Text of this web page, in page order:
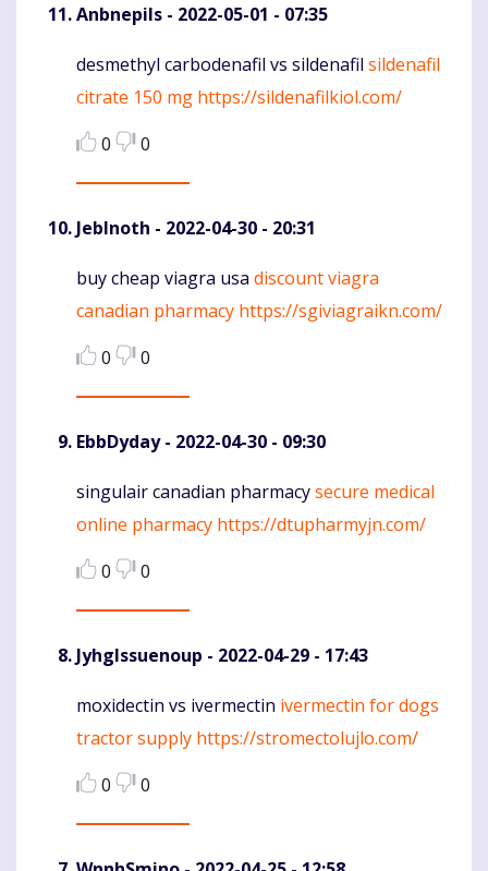
Anbnepils - 2022-05-01 - 07:35
Komentaras
desmethyl carbodenafil vs sildenafil sildenafil
citrate 150 mg https://sildenafilkiol.com/
0
0
JebInoth - 2022-04-30 - 20:31
Komentaras
buy cheap viagra usa discount viagra
canadian pharmacy https://sgiviagraikn.com/
0
0
EbbDyday- 2022-04-30 - 09:30
Komentaras
singulair canadian pharmacysecure medical
online pharmacy https://dtupharmyjn.com/
0
0
JyhgIssuenoup - 2022-04-29 - 17:43
Komentaras
moxidectin vs ivermectin ivermectin for dogs
tractor supply https://stromectolujlo.com/
0
0